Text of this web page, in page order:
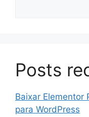
Posts
Baixar Elementor
para WordPress